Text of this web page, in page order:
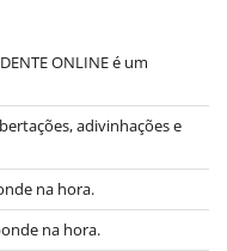
ONLINE é um
adivinhações e
na hora.
na hora.